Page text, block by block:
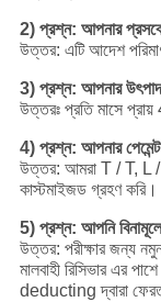
2) প্রশ্ন: আপনার
উত্তর: এটি আদেশ
3) প্রশ্ন: আপনার
উত্তরঃ প্রতি মাসে
4) প্রশ্ন: আপনার পেমেন্ট
উত্তর: আমরা T / T, L /
কাস্টমাইজড গ্রহণ করি।
5) প্রশ্ন: আপনি
উত্তর: পরীক্ষার জন্য
মালবাহী রিসিভার এর
deducting দ্বারা